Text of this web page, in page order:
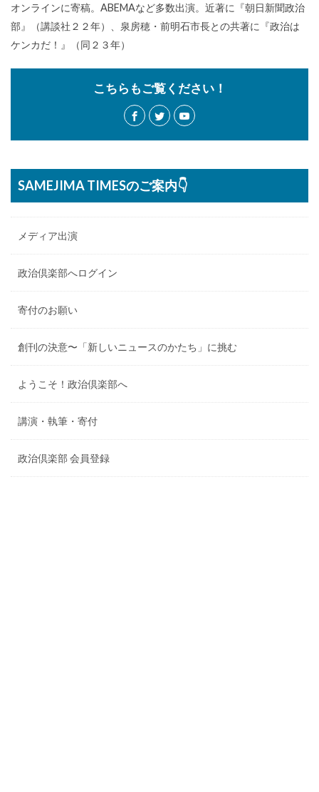
オンラインに寄稿。ABEMAなど多数出演。近著に『朝日新聞政治
部』（講談社２２年）、泉房穂・前明石市長との共著に『政治は
ケンカだ！』（同２３年）
こちらもご覧ください！
SAMEJIMA TIMESのご案内👇
メディア出演
政治倶楽部へログイン
寄付のお願い
創刊の決意〜「新しいニュースのかたち」に挑む
ようこそ！政治倶楽部へ
講演・執筆・寄付
政治倶楽部 会員登録